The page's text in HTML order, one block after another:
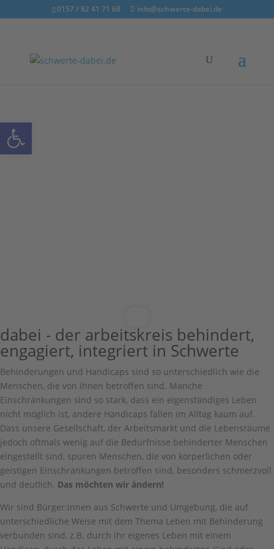
0157 / 82 41 71 68 info@schwerte-dabei.de
dabei - der arbeitskreis behindert,
engagiert, integriert in Schwerte
Behinderungen und Handicaps sind so unterschiedlich wie die
Menschen, die von ihnen betroffen sind. Manche
Einschränkungen sind so stark, dass ein eigenständiges Leben
nicht möglich ist, andere Handicaps fallen im Alltag kaum auf.
Dass unsere Gesellschaft, der Arbeitsmarkt und die Lebensräume
jedoch oftmals wenig auf die Bedürfnisse behinderter Menschen
eingestellt sind, spüren Menschen, die von körperlichen oder
geistigen Einschränkungen betroffen sind, besonders schmerzvoll
und deutlich. Das möchten wir ändern!
Wir sind Bürger:innen aus Schwerte und Umgebung, die auf
unterschiedliche Weise mit dem Thema Leben mit Behinderung
verbunden sind, z.B. durch ihr eigenes Leben mit einem
Werkzeugleiste öffnen